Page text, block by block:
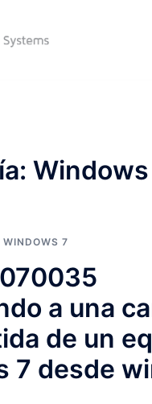
WINDOWS 7
a una
de un
7 desde